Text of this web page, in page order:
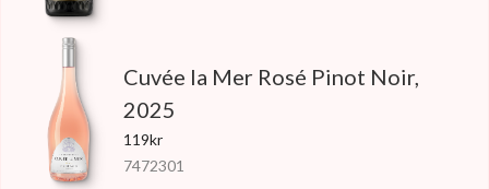
Cuvée la Mer Rosé Pinot Noir,
2025
119kr
7472301